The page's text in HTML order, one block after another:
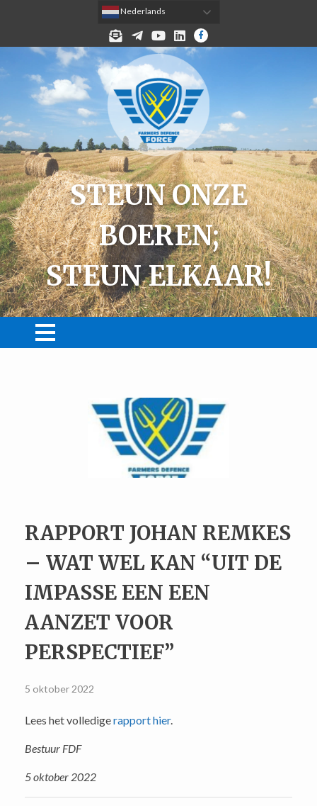
MELD JE AAN VOOR DE NIEUWSBRIEF!
TELEGRAMYOUTUBELINKEDINFACEBOOK
Nederlands
STEUN ONZE
BOEREN;
STEUN ELKAAR!
Farmer Friendly
Lid worden
Wachtwoord vergeten
Winkelmand
Bestelling tracken
RAPPORT JOHAN REMKES
– WAT WEL KAN “UIT DE
IMPASSE EEN EEN
AANZET VOOR
PERSPECTIEF”
5 oktober 2022
Lees het volledigerapport hier.
Bestuur FDF
5 oktober 2022